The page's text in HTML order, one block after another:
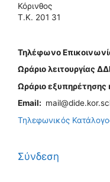
Κόρινθος
Τ.Κ. 201 31
Τηλέφωνo
Ωράριο λειτουργίας
Ωράριο εξυπηρέτησης
Email:
Τηλεφωνικός
Σύνδεση